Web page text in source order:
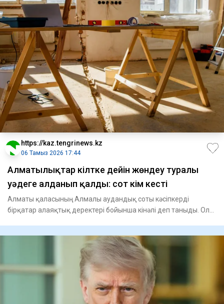
https://kaz.tengrinews.kz
06 Тамыз 2026 17:44
Алматылықтар кілтке дейін жөндеу туралы
уәдеге алданып қалды: сот үкім кесті
Алматы қаласының Алмалы аудандық соты кәсіпкерді
бірқатар алаяқтық деректері бойынша кінәлі деп таныды. Ол